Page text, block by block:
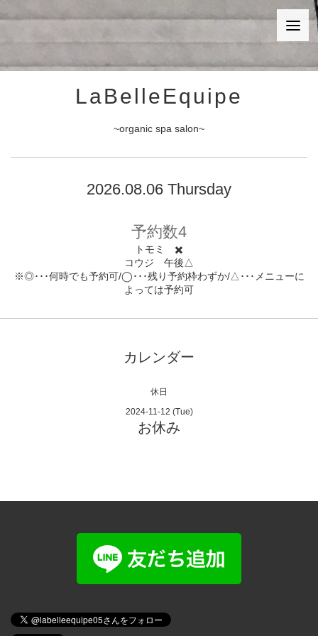
LaBelleEquipe
~organic spa salon~
2026.08.06 Thursday
予約数4
トモミ ✖️
コウジ 午後△
※◎･･･何時でも予約可/◯･･･残り予約枠わずか/△･･･メニューに
よっては予約可
カレンダー
休日
2024-11-12 (Tue)
お休み